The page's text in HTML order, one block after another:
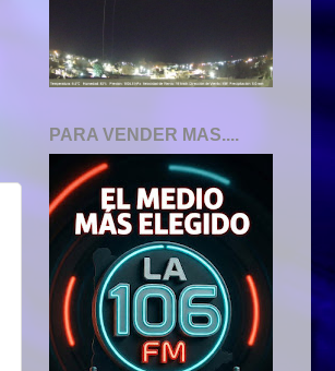
PARA VENDER MAS....